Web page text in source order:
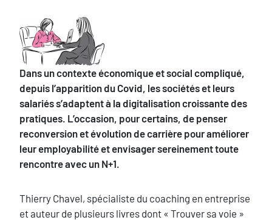
Sous-
titre
Dans un contexte économique et social compliqué,
depuis l’apparition du Covid, les sociétés et leurs
salariés s’adaptent à la digitalisation croissante des
pratiques. L’occasion, pour certains, de penser
reconversion et évolution de carrière pour améliorer
leur employabilité et envisager sereinement toute
rencontre avec un N+1.
Thierry Chavel, spécialiste du coaching en entreprise
et auteur de plusieurs livres dont « Trouver sa voie »